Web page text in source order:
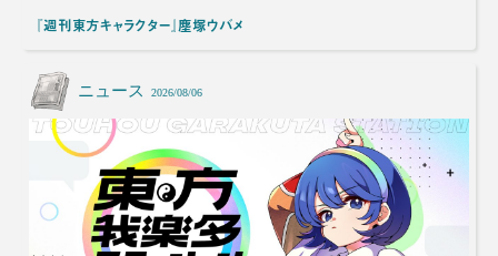
『週刊東方キャラクター』塵塚ウバメ
ニュース 2026/08/06